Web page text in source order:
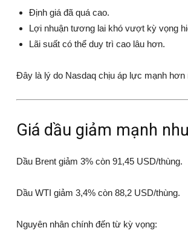
Định giá đã quá cao.
Lợi nhuận tương lai khó vượt kỳ vọng
Lãi suất có thể duy trì cao lâu hơn.
Đây là lý do Nasdaq chịu áp lực mạnh
Giá dầu giảm mạnh
Dầu Brent giảm 3% còn 91,45 USD/thùng.
Dầu WTI giảm 3,4% còn 88,2 USD/thùng.
Nguyên nhân chính đến từ kỳ vọng: